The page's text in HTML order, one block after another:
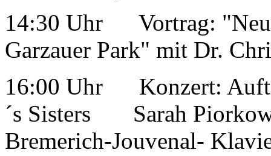
14:30 Uhr Vortrag: "Neu
Garzauer Park" mit Dr.
16:00 Uhr Konzert:
´s Sisters Sarah
Bremerich-Jouvenal-